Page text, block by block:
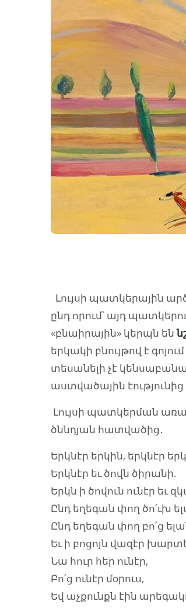
Լույսի պատկերային
ընդ որում՝ այդ
«բնաիրային» կերպն են
երկակի բնույթով է
տեսանելի չէ
աստվածային
Լույսի պատկերման
ծննդյան հատվածից․
Երկնէր երկին, երկնէր
Երկնէր եւ ծովն ծիրանի.
Երկն ի ծովուն ունէր եւ
Ընդ եղեգան փող ծո՛ւխ
Ընդ եղեգան փող բո՛ց
Եւ ի բոցոյն վազէր
Նա հուր հեր ունէր,
Բո՛ց ունէր մօրուս,
Եվ աչքունքն էին